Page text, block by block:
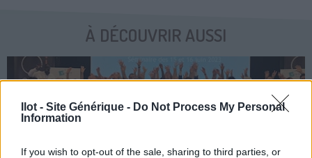
Ilot - Site Générique - Do Not Process My Personal
Information
If you wish to opt-out of the sale, sharing to third parties, or
À DÉCOUVRIR AUSSI